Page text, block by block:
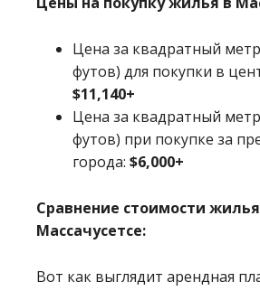
Цена за квадратный
футов) для покупки в
$11,140+
Цена за квадратный
футов) при покупке за
города: $6,000+
Сравнение стоимости
Массачусетсе:
Вот как выглядит арендная